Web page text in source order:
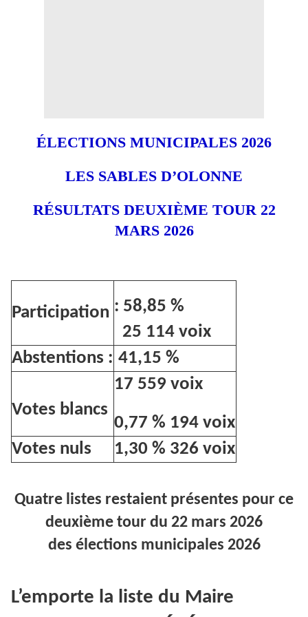
ÉLECTIONS MUNICIPALES 2026
LES SABLES D’OLONNE
RÉSULTATS DEUXIÈME TOUR 22
MARS 2026
Participation : 58,85 %
25 114 voix
Abstentions : 41,15 %
Votes blancs
17 559 voix
0,77 % 194 voix
Votes nuls
1,30 % 326 voix
Quatre listes restaient présentes pour ce
deuxième tour du 22 mars 2026
des élections municipales 2026
L’emporte la liste du Maire